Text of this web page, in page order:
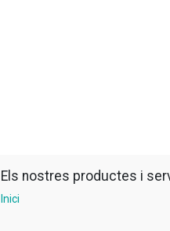
Els nostres productes i
Inici